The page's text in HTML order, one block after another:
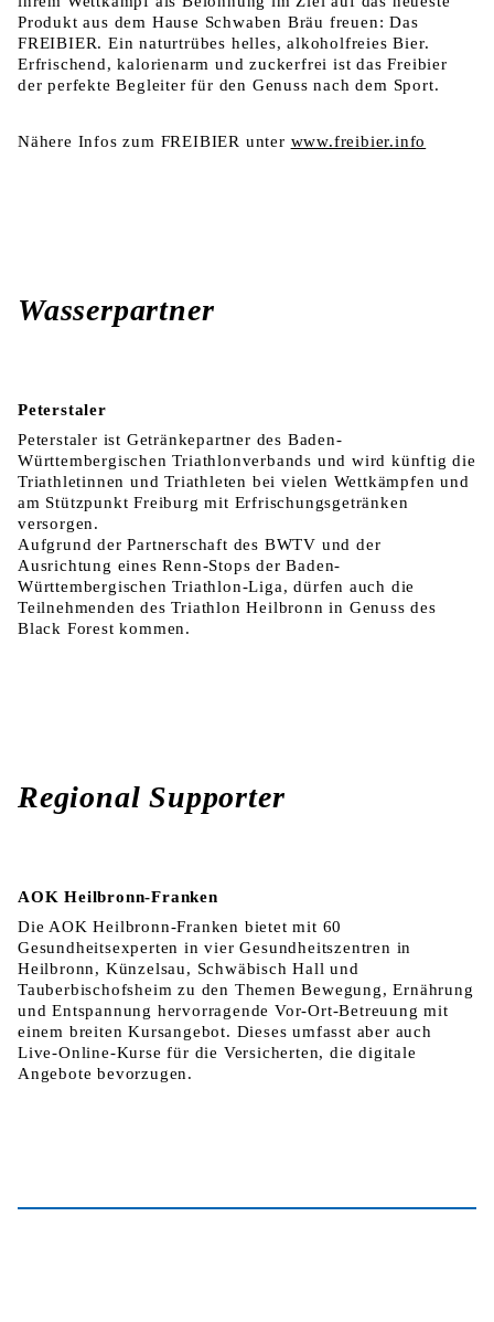
Produkt aus dem Hause Schwaben Bräu freuen: Das
FREIBIER. Ein naturtrübes helles, alkoholfreies Bier.
Erfrischend, kalorienarm und zuckerfrei ist das Freibier
der perfekte Begleiter für den Genuss nach dem Sport.
Nähere Infos zum FREIBIER unter www.freibier.info
Wasserpartner
Peterstaler
Peterstaler ist Getränkepartner des Baden-
Württembergischen Triathlonverbands und wird künftig die
Triathletinnen und Triathleten bei vielen Wettkämpfen und
am Stützpunkt Freiburg mit Erfrischungsgetränken
versorgen.
Aufgrund der Partnerschaft des BWTV und der
Ausrichtung eines Renn-Stops der Baden-
Württembergischen Triathlon-Liga, dürfen auch die
Teilnehmenden des Triathlon Heilbronn in Genuss des
Black Forest kommen.
Regional Supporter
AOK Heilbronn-Franken
Die AOK Heilbronn-Franken bietet mit 60
Gesundheitsexperten in vier Gesundheitszentren in
Heilbronn, Künzelsau, Schwäbisch Hall und
Tauberbischofsheim zu den Themen Bewegung, Ernährung
und Entspannung hervorragende Vor-Ort-Betreuung mit
einem breiten Kursangebot. Dieses umfasst aber auch
Live-Online-Kurse für die Versicherten, die digitale
Angebote bevorzugen.